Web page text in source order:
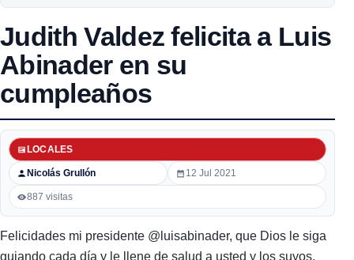
Judith Valdez felicita a Luis
Abinader en su
cumpleaños
Nicolás Grullón
LOCALES
12 Jul 2021
887 visitas
Felicidades mi presidente @luisabinader, que Dios le siga
guiando cada día y le llene de salud a usted y los suyos.